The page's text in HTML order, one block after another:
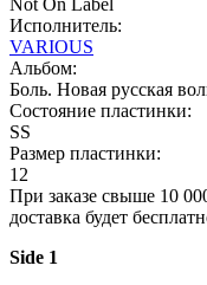
Исполнитель:
VARIOUS
Альбом:
Боль. Новая русская
Состояние пластинки:
SS
Размер пластинки:
12
При заказе свыше 10
доставка будет
Side 1